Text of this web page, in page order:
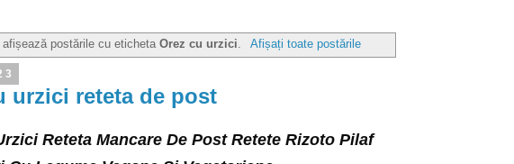
afișează postările cu etichetaOrez cu urzici. Afișați toate postările
urzici reteta de post
Reteta Mancare De Post Retete Rizoto Pilaf